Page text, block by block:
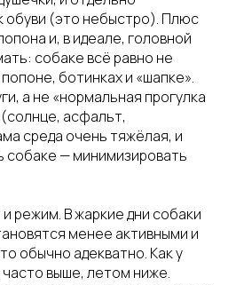
обуви (это небыстро). Плюс
и, в идеале, головной
собаке всё равно не
ботинках и «шапке».
а не «нормальная прогулка
(солнце, асфальт,
среда очень тяжёлая, и
собаке — минимизировать
режим. В жаркие дни собаки
менее активными и
обычно адекватно. Как у
выше, летом ниже.